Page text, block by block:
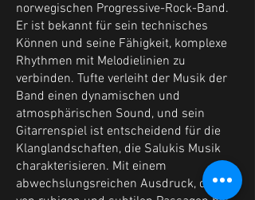
norwegischen Progressive-Rock-Band.
Er ist bekannt für sein technisches
Können und seine Fähigkeit, komplexe
Rhythmen mit Melodielinien zu
verbinden. Tufte verleiht der Musik der
Band einen dynamischen und
atmosphärischen Sound, und sein
Gitarrenspiel ist entscheidend für die
Klanglandschaften, die Salukis Musik
charakterisieren. Mit einem
abwechslungsreichen Ausdruck, der